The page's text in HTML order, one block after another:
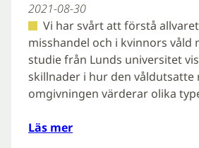
2021-08-30
Vi har svårt att förstå
misshandel och i kvinnors våld
studie från Lunds universitet
skillnader i hur den våldutsatte
omgivningen värderar olika
Läs mer